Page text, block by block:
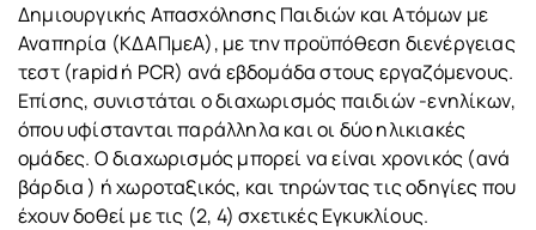
Δημιουργικής Απασχόλησης Παιδιών και Ατόμων με
Αναπηρία (ΚΔΑΠμεΑ), με την προϋπόθεση διενέργειας
τεστ (rapid ή PCR) ανά εβδομάδα στους εργαζόμενους.
Επίσης, συνιστάται ο διαχωρισμός παιδιών -ενηλίκων,
όπου υφίστανται παράλληλα και οι δύο ηλικιακές
ομάδες. Ο διαχωρισμός μπορεί να είναι χρονικός (ανά
βάρδια ) ή χωροταξικός, και τηρώντας τις οδηγίες που
έχουν δοθεί με τις (2, 4) σχετικές Εγκυκλίους.